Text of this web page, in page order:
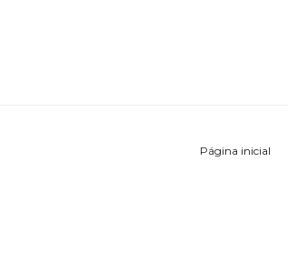
Página inicial